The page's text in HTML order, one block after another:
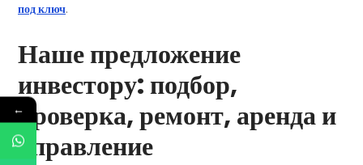
под ключ.
Наше предложение
инвестору: подбор,
проверка, ремонт, аренда и
управление
←